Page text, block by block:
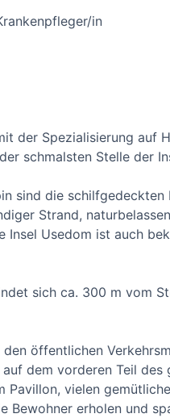
in
der Spezialisierung auf
schmalsten Stelle der
sind die schilfgedeckten
Strand,
Insel Usedom ist auch
sich ca. 300 m vom
öffentlichen
dem vorderen Teil
Pavillon, vielen
Bewohner erholen und